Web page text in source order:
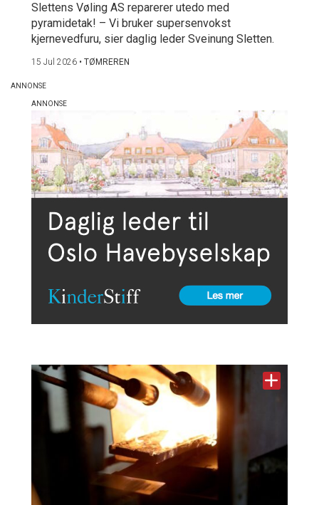
Slettens Vøling AS reparerer utedo med
pyramidetak! – Vi bruker supersenvokst
kjernevedfuru, sier daglig leder Sveinung Sletten.
15 Jul 2026 • TØMREREN